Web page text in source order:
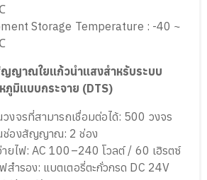
Storage Temperature : -40 ~
ญญาณใยแก้วนำแสงสำหรับระบบ
ภูมิแบบกระจาย (DTS)
งจรที่สามารถเชื่อมต่อได้: 500 วงจร
ช่องสัญญาณ: 2 ช่อง
ยไฟ: AC 100–240 โวลต์ / 60 เฮิรตซ์
สำรอง: แบตเตอรี่ตะกั่วกรด DC 24V